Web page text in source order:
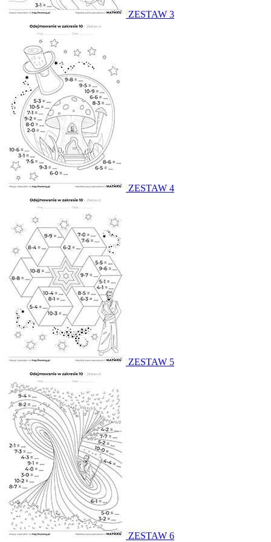
ZESTAW 3
ZESTAW 4
ZESTAW 5
ZESTAW 6